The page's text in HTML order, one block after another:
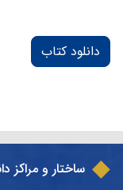
دانلود کتاب
ساختار و مراکز